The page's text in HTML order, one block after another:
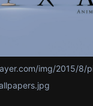
img/2015/8/